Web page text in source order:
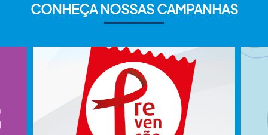
CONHEÇA NOSSAS CAMPANHAS